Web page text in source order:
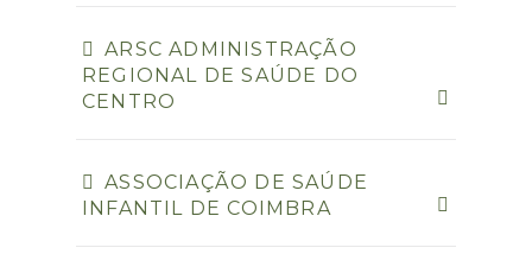
ARSC ADMINISTRAÇÃO
REGIONAL DE SAÚDE DO
CENTRO
ASSOCIAÇÃO DE SAÚDE
INFANTIL DE COIMBRA